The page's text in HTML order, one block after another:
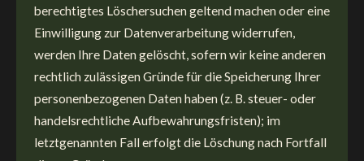
berechtigtes Löschersuchen geltend machen oder eine
Einwilligung zur Datenverarbeitung widerrufen,
werden Ihre Daten gelöscht, sofern wir keine anderen
rechtlich zulässigen Gründe für die Speicherung Ihrer
personenbezogenen Daten haben (z. B. steuer- oder
handelsrechtliche Aufbewahrungsfristen); im
letztgenannten Fall erfolgt die Löschung nach Fortfall